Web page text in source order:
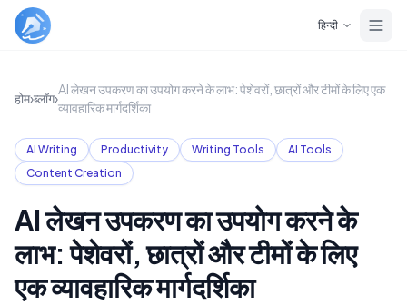
हिन्दी
होम›ब्लॉग›
AI लेखन उपकरण का उपयोग करने के लाभ: पेशेवरों, छात्रों और टीमों के लिए एक
व्यावहारिक मार्गदर्शिका
AI Writing Productivity Writing Tools
AI Tools
Content Creation
AI लेखन उपकरण का उपयोग करने के
लाभ: पेशेवरों, छात्रों और टीमों के लिए
एक व्यावहारिक मार्गदर्शिका